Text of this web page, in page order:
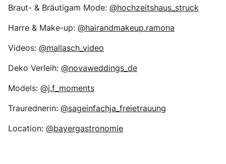
Braut- & Bräutigam Mode: @hochzeitshaus_struck
Harre & Make-up: @hairandmakeup.ramona
Videos: @mallasch_video
Deko Verleih: @novaweddings_de
Models: @j.f_moments
Traurednerin: @sageinfachja_freietrauung
Location: @bayergastronomie